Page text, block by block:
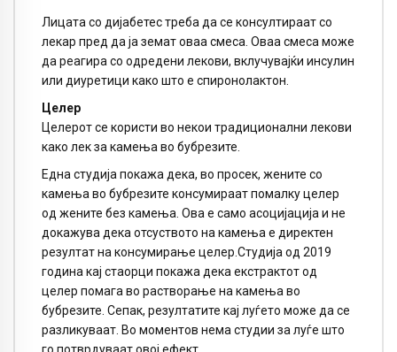
Лицата со дијабетес треба да се консултираат со
лекар пред да ја земат оваа смеса. Оваа смеса може
да реагира со одредени лекови, вклучувајќи инсулин
или диуретици како што е спиронолактон.
Целер
Целерот се користи во некои традиционални лекови
како лек за камења во бубрезите.
Една студија покажа дека, во просек, жените со
камења во бубрезите консумираат помалку целер
од жените без камења. Ова е само асоцијација и не
докажува дека отсуството на камења е директен
резултат на консумирање целер.Студија од 2019
година кај стаорци покажа дека екстрактот од
целер помага во растворање на камења во
бубрезите. Сепак, резултатите кај луѓето може да се
разликуваат. Во моментов нема студии за луѓе што
го потврдуваат овој ефект.